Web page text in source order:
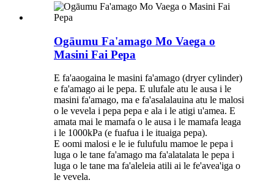
Ogāumu Fa'amago Mo Vaega o
Masini Fai Pepa
E fa'aaogaina le masini fa'amago (dryer cylinder)
e fa'amago ai le pepa. E ulufale atu le ausa i le
masini fa'amago, ma e fa'asalalauina atu le malosi
o le vevela i pepa pepa e ala i le atigi u'amea. E
amata mai le mamafa o le ausa i le mamafa leaga
i le 1000kPa (e fuafua i le ituaiga pepa).
E oomi malosi e le ie fulufulu mamoe le pepa i
luga o le tane fa'amago ma fa'alatalata le pepa i
luga o le tane ma fa'aleleia atili ai le fe'avea'iga o
le vevela.